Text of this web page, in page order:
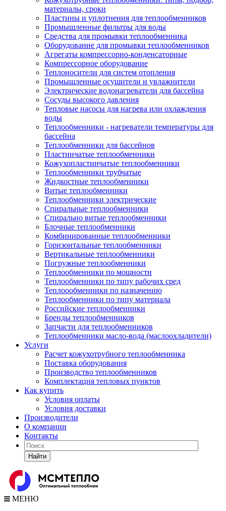
материалы, сроки
Пластины и уплотнения для теплообменников
Промышленные фильтры для воды
Средства для промывки теплообменника
Оборудование для промывки теплообменников
Агрегаты компрессорно-конденсаторные
Компрессорное оборудование
Теплоносители для систем отопления
Промышленные осушители и увлажнители
Электрические водонагреватели для бассейна
Сосуды высокого давления
Тепловые насосы для нагрева или охлаждения
воды
Теплообменники - нагреватели температуры для
бассейна
Теплообменники для бассейнов
Пластинчатые теплообменники
Кожухопластинчатые теплообменники
Теплообменники трубчатые
Жидкостные теплообменники
Витые теплообменники
Теплообменники электрические
Спиральные теплообменники
Спирально витые теплообменники
Блочные теплообменники
Комбинированные теплообменники
Горизонтальные теплообменники
Вертикальные теплообменники
Погружные теплообменники
Теплообменники по мощности
Теплообменники по типу рабочих сред
Теплоообменники по назначению
Теплообменники по типу материала
Российские теплообменники
Бренды теплообменников
Запчасти для теплообменников
Теплообменники масло-вода (маслоохладители)
Услуги
Расчет кожухотрубного теплообменника
Поставка оборудования
Производство теплообменников
Комплектация тепловых пунктов
Как купить
Условия оплаты
Условия доставки
Производители
О компании
Контакты
Найти
МЕНЮ